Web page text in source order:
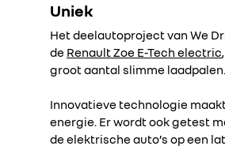
Uniek
Het deelautoproject van We
de Renault Zoe E-Tech electric
groot aantal slimme laadpalen.
Innovatieve technologie
energie. Er wordt ook getest
de elektrische auto’s op een